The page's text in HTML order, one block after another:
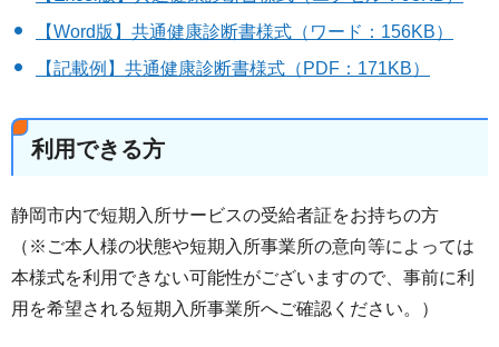
【Word版】共通健康診断書様式（ワード：156KB）
【記載例】共通健康診断書様式（PDF：171KB）
利用できる方
静岡市内で短期入所サービスの受給者証をお持ちの方
（※ご本人様の状態や短期入所事業所の意向等によっては
本様式を利用できない可能性がございますので、事前に利
用を希望される短期入所事業所へご確認ください。）